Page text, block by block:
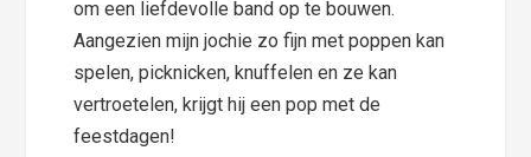
om een liefdevolle band op te bouwen.
Aangezien mijn jochie zo fijn met poppen kan
spelen, picknicken, knuffelen en ze kan
vertroetelen, krijgt hij een pop met de
feestdagen!